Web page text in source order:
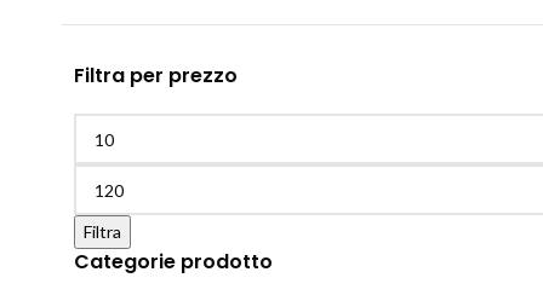
Filtra per prezzo
Filtra
Categorie prodotto